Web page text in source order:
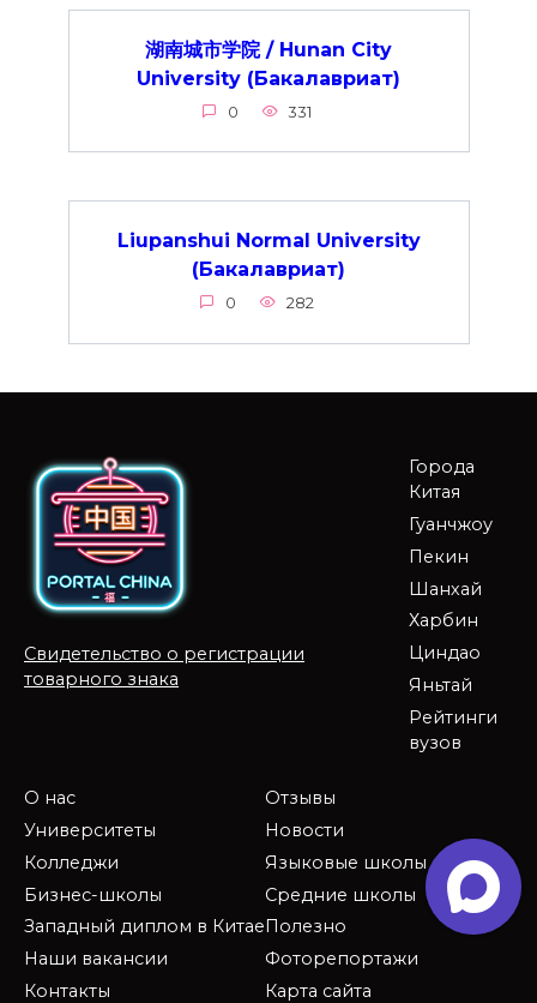
湖南城市学院 / Hunan City
University (Бакалавриат)
0 331
Liupanshui Normal University
(Бакалавриат)
0 282
Свидетельство о регистрации
товарного знака
Города
Китая
Гуанчжоу
Пекин
Шанхай
Харбин
Циндао
Яньтай
Рейтинги
вузов
О нас
Университеты
Колледжи
Бизнес-школы
Западный диплом в Китае
Наши вакансии
Контакты
Отзывы
Новости
Языковые школы
Средние школы
Полезно
Фоторепортажи
Карта сайта